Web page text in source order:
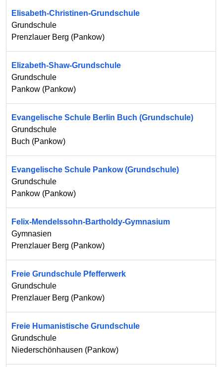
Elisabeth-Christinen-Grundschule
Grundschule
Prenzlauer Berg (Pankow)
Elizabeth-Shaw-Grundschule
Grundschule
Pankow (Pankow)
Evangelische Schule Berlin Buch (Grundschule)
Grundschule
Buch (Pankow)
Evangelische Schule Pankow (Grundschule)
Grundschule
Pankow (Pankow)
Felix-Mendelssohn-Bartholdy-Gymnasium
Gymnasien
Prenzlauer Berg (Pankow)
Freie Grundschule Pfefferwerk
Grundschule
Prenzlauer Berg (Pankow)
Freie Humanistische Grundschule
Grundschule
Niederschönhausen (Pankow)